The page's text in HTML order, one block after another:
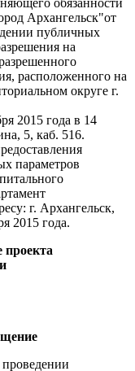
обязанности
Архангельск"от
публичных
на
расположенного на
округе г.
2015 года в 14
5, каб. 516.
параметров
г. Архангельск,
2015 года.
проекта